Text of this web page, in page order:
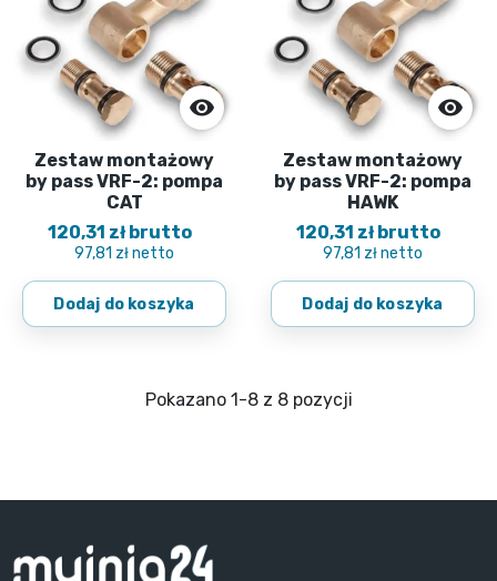

Zestaw montażowy
by pass VRF-2: pompa
CAT
120,31 zł brutto
97,81 zł netto
Dodaj do koszyka

Zestaw montażowy
by pass VRF-2: pompa
HAWK
120,31 zł brutto
97,81 zł netto
Dodaj do koszyka
Pokazano 1-8 z 8 pozycji